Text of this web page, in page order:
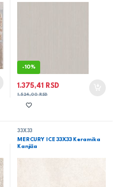
-10%
1.375,41 RSD
1.524,00RSD
33X33
MERCURY ICE 33X33 Keramika
Kanjiža